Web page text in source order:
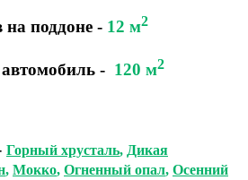
на поддоне - 12 м2
- 120 м2
Горный хрусталь, Дикая
, Мокко, Огненный опал, Осенний